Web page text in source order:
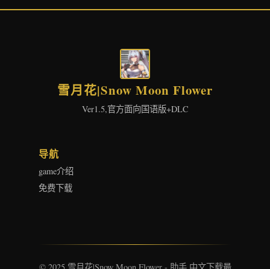
雪月花|Snow Moon Flower
Ver1.5,官方面向国语版+DLC
导航
game介绍
免费下载